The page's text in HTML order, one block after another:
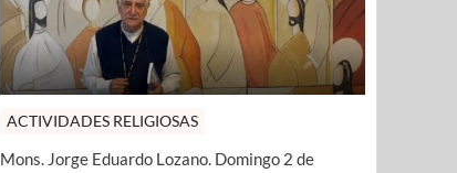
ACTIVIDADES RELIGIOSAS
Mons. Jorge Eduardo Lozano. Domingo 2 de